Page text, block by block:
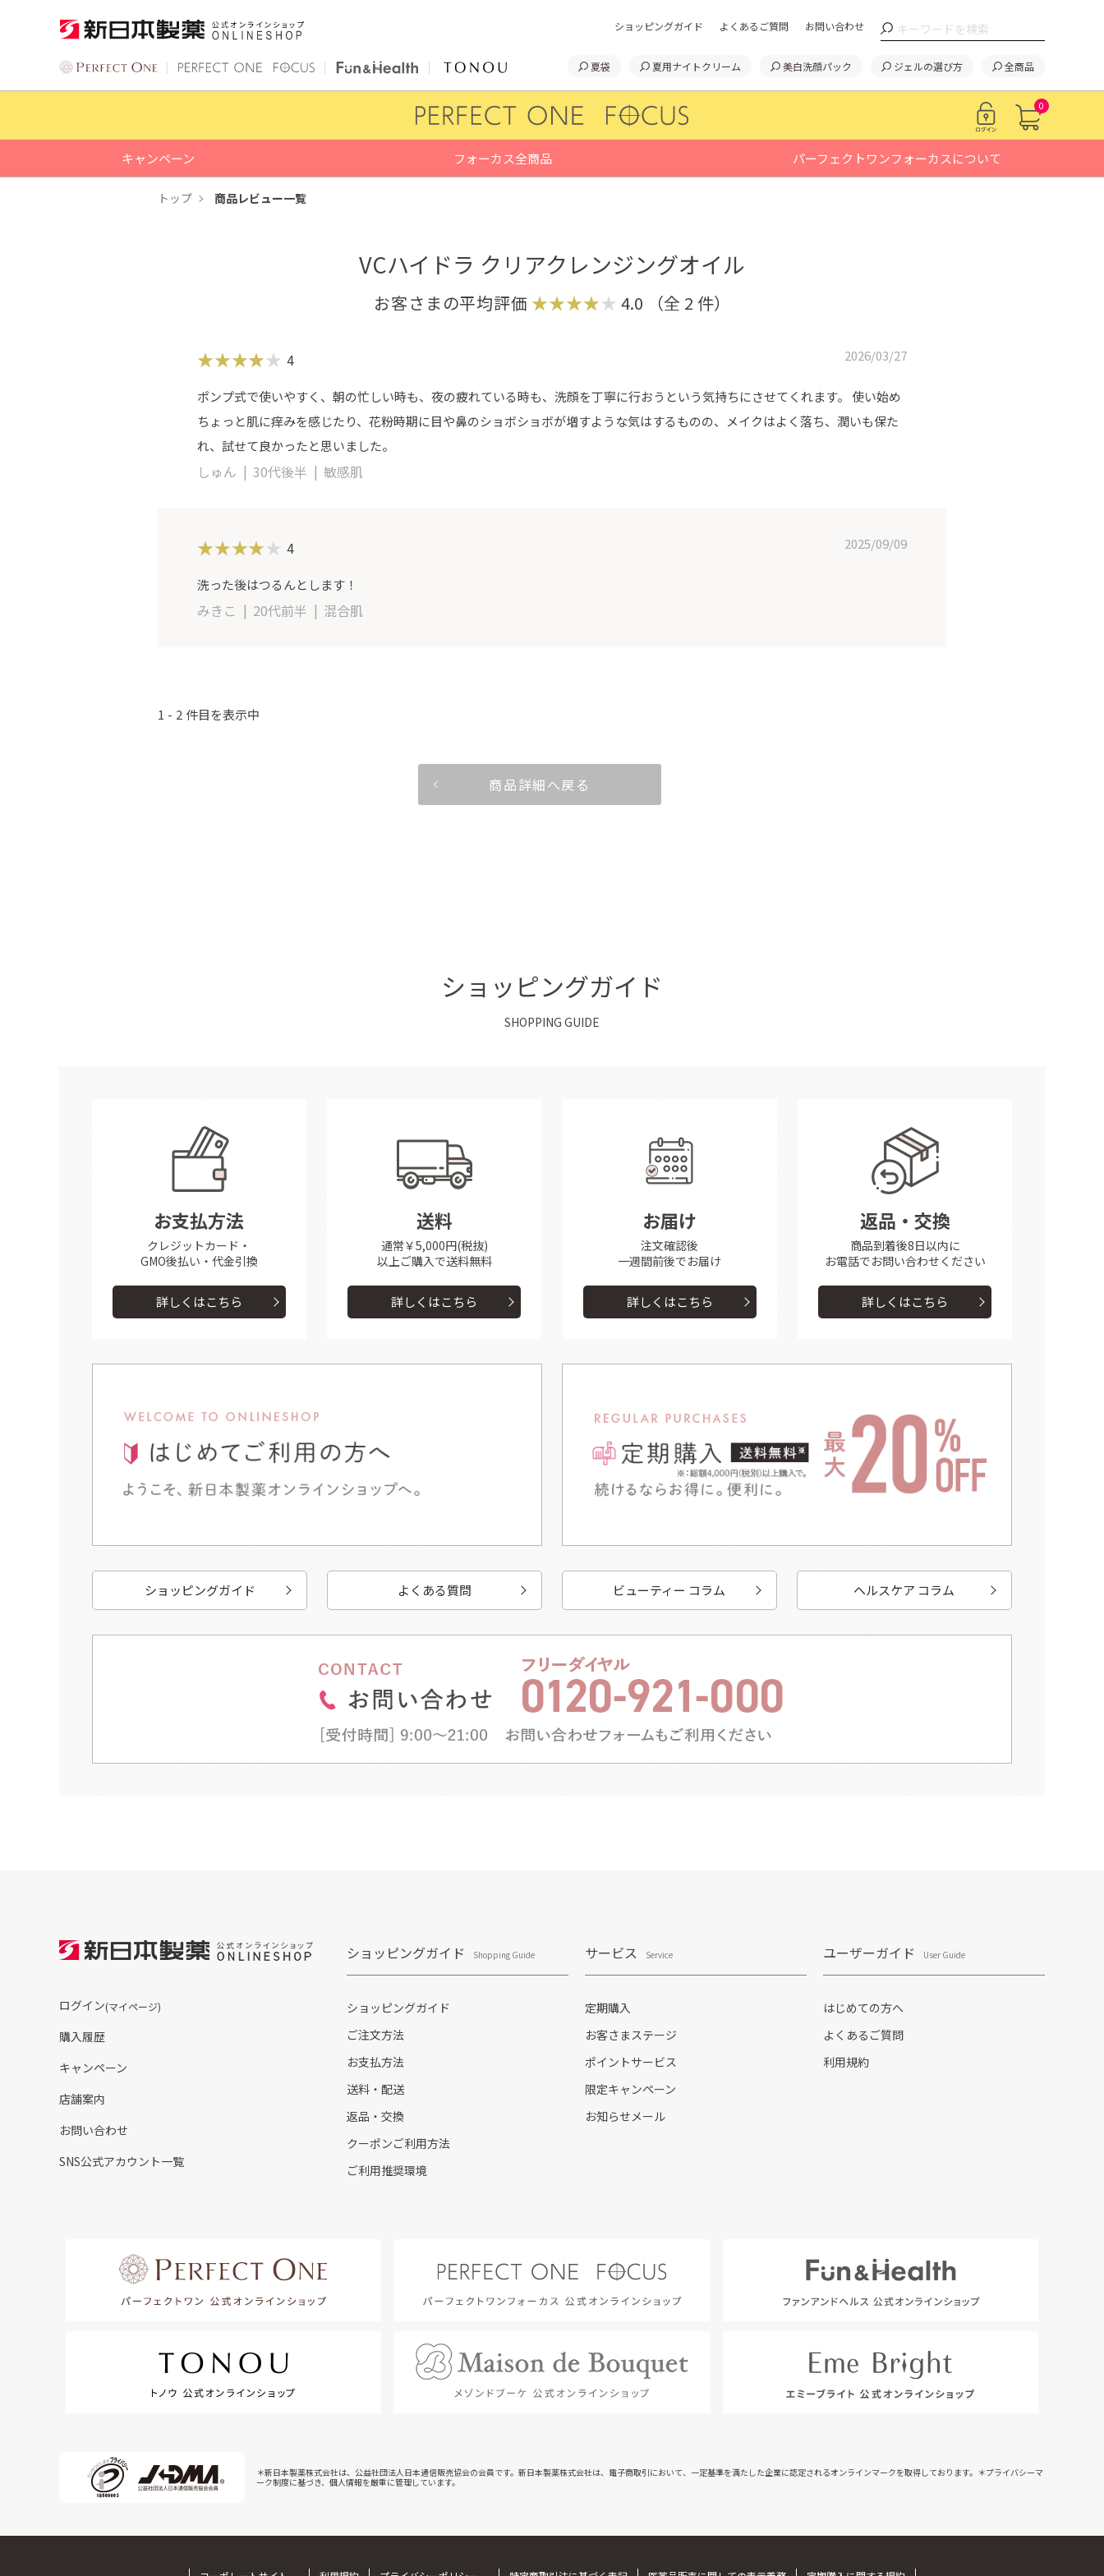
ショッピングガイド よくあるご質問 お問い合わせ
夏袋 夏用ナイトクリーム 美白洗顔パック ジェルの選び方 全商品
0
キャンペーン フォーカス全商品 パーフェクトワンフォーカスについて
トップ 商品レビュー一覧
VCハイドラ クリアクレンジングオイル
お客さまの平均評価 4.0 （全 2 件）
4 2026/03/27
ポンプ式で使いやすく、朝の忙しい時も、夜の疲れている時も、洗顔を丁寧に行おうという気持ちにさせてくれます。 使い始め
ちょっと肌に痒みを感じたり、花粉時期に目や鼻のショボショボが増すような気はするものの、メイクはよく落ち、潤いも保た
れ、試せて良かったと思いました。
しゅん 30代後半 敏感肌
4 2025/09/09
洗った後はつるんとします！
みきこ 20代前半 混合肌
1 2
商品詳細へ戻る
ショッピングガイド
SHOPPING GUIDE
お支払方法
クレジットカード・
GMO後払い・代金引換
詳しくはこちら
送料
通常￥5,000円(税抜)
以上ご購入で送料無料
詳しくはこちら
お届け
注文確認後
一週間前後でお届け
詳しくはこちら
返品・交換
商品到着後8日以内に
お電話でお問い合わせください
詳しくはこちら
ショッピングガイド よくある質問 ビューティー コラム ヘルスケア コラム
ログイン(マイページ)
購入履歴
キャンペーン
店舗案内
お問い合わせ
SNS公式アカウント一覧
ショッピングガイド Shopping Guide
ショッピングガイド
ご注文方法
お支払方法
送料・配送
返品・交換
クーポンご利用方法
ご利用推奨環境
サービス Service
定期購入
お客さまステージ
ポイントサービス
限定キャンペーン
お知らせメール
ユーザーガイド User Guide
はじめての方へ
よくあるご質問
利用規約
＊新日本製薬株式会社は、公益社団法人日本通信販売協会の会員です。新日本製薬株式会社は、電子商取引において、一定基準を満たした企業に認定されるオンラインマークを取得しております。＊プライバシーマ
ーク制度に基づき、個人情報を厳重に管理しています。